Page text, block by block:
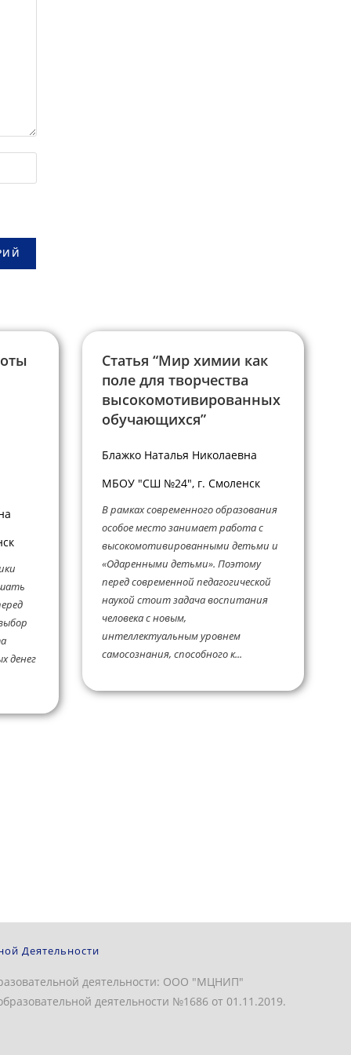
денег
Статья “Мир химии как
поле для творчества
высокомотивированных
обучающихся”
Блажко Наталья Николаевна
МБОУ "СШ №24", г. Смоленск
В рамках современного образования
особое место занимает работа с
высокомотивированными детьми и
«Одаренными детьми». Поэтому
перед современной педагогической
наукой стоит задача воспитания
человека с новым,
интеллектуальным уровнем
самосознания, способного к...
Деятельности
деятельности: ООО "МЦНИП"
деятельности №1686 от 01.11.2019.